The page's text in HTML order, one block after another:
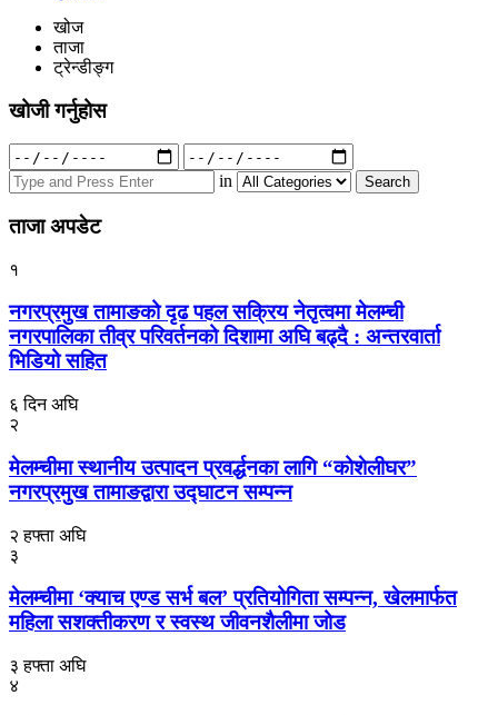
खोज
ताजा
ट्रेन्डीङ्ग
खोजी गर्नुहोस
Search
for:
in
ताजा अपडेट
१
नगरप्रमुख तामाङको दृढ पहल सक्रिय नेतृत्वमा मेलम्ची
नगरपालिका तीव्र परिवर्तनको दिशामा अघि बढ्दै : अन्तरवार्ता
भिडियो सहित
६ दिन अघि
२
मेलम्चीमा स्थानीय उत्पादन प्रवर्द्धनका लागि “कोशेलीघर”
नगरप्रमुख तामाङद्वारा उद्घाटन सम्पन्न
२ हफ्ता अघि
३
मेलम्चीमा ‘क्याच एण्ड सर्भ बल’ प्रतियोगिता सम्पन्न, खेलमार्फत
महिला सशक्तीकरण र स्वस्थ जीवनशैलीमा जोड
३ हफ्ता अघि
४